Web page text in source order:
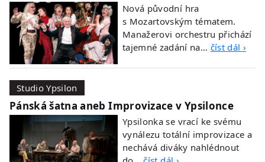
Nová původní hra
s Mozartovským tématem.
Manažerovi orchestru přichází
tajemné zadání na… číst dál ›
Studio Ypsilon
Pánská šatna aneb Improvizace v Ypsilonce
Ypsilonka se vrací ke svému
vynálezu totální improvizace a
nechává diváky nahlédnout